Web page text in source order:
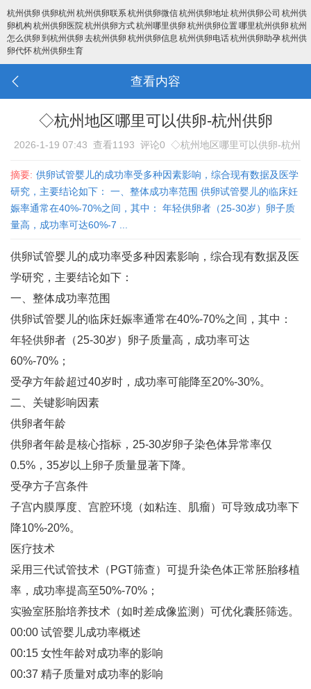
杭州供卵 供卵杭州 杭州供卵联系杭州供卵微信杭州供卵地址 杭州供卵公司 杭州供
卵机构 杭州供卵医院杭州供卵方式杭州哪里供卵 杭州供卵位置哪里杭州供卵 杭州
怎么供卵 到杭州供卵 去杭州供卵 杭州供卵信息 杭州供卵电话杭州供卵助孕杭州供
卵代怀杭州供卵生育
查看内容
◇杭州地区哪里可以供卵-杭州供卵
2026-1-19 07:43 查看1193 评论0
◇杭州地区哪里可以供卵-杭州
摘要: 供卵试管婴儿的成功率受多种因素影响，综合现有数据及医学
研究，主要结论如下： 一、整体成功率范围 供卵试管婴儿的临床妊
娠率通常在‌40%-70%‌之间‌，其中： 年轻供卵者（25-30岁）卵子质
量高，成功率可达‌60%-7 ...
供卵试管婴儿的成功率受多种因素影响，综合现有数据及医
学研究，主要结论如下：
一、整体成功率范围
供卵试管婴儿的临床妊娠率通常在‌40%-70%‌之间‌，其中：
年轻供卵者（25-30岁）卵子质量高，成功率可达‌
60%-70%‌‌；
受孕方年龄超过40岁时，成功率可能降至‌20%-30%‌‌。
二、关键影响因素
供卵者年龄‌
供卵者年龄是核心指标，25-30岁卵子染色体异常率仅
0.5%，35岁以上卵子质量显著下降‌。
受孕方子宫条件‌
子宫内膜厚度、宫腔环境（如粘连、肌瘤）可导致成功率下
降10%-20%‌。
医疗技术‌
采用三代试管技术（PGT筛查）可提升染色体正常胚胎移植
率，成功率提高至‌50%-70%‌‌；
实验室胚胎培养技术（如时差成像监测）可优化囊胚筛选‌。
00:00 试管婴儿成功率概述
00:15 女性年龄对成功率的影响
00:37 精子质量对成功率的影响